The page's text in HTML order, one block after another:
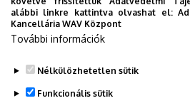
versenyből csak profitálhatnak. Aki
már nyert! Van egy olyan tudása,
elvenni, új embereket ismerhet
gyümölcsöző együttműködés
gyakorolnak, egy érettségi vagy
alábbi linkre kattintva olvashat el:
Kancellária WAV Központ
További információk
Nélkülözhetetlen sütik
Funkcionális sütik